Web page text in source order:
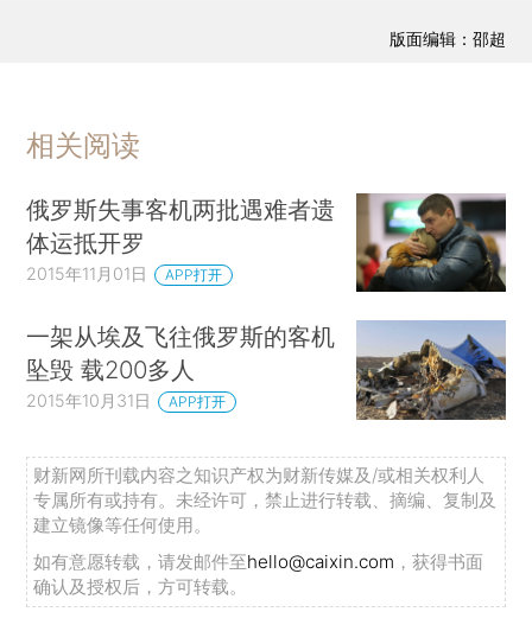
版面编辑：邵超
相关阅读
俄罗斯失事客机两批遇难者遗
体运抵开罗
2015年11月01日 APP打开
一架从埃及飞往俄罗斯的客机
坠毁 载200多人
2015年10月31日 APP打开
财新网所刊载内容之知识产权为财新传媒及/或相关权利人
专属所有或持有。未经许可，禁止进行转载、摘编、复制及
建立镜像等任何使用。
如有意愿转载，请发邮件至hello@caixin.com ，获得书面
确认及授权后，方可转载。